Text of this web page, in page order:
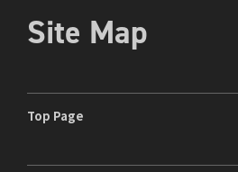
Site Map
Top Page